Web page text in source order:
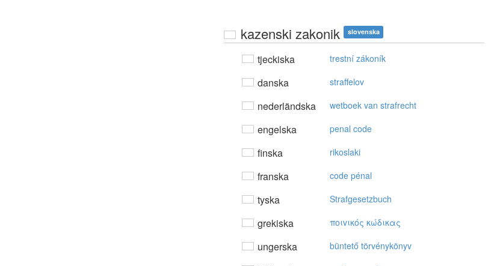
kazenski zakonik slovenska
tjeckiska trestní zákoník
danska straffelov
nederländska wetboek van strafrecht
engelska penal code
finska rikoslaki
franska code pénal
tyska Strafgesetzbuch
grekiska πoιvικός κώδικας
ungerska büntető törvénykönyv